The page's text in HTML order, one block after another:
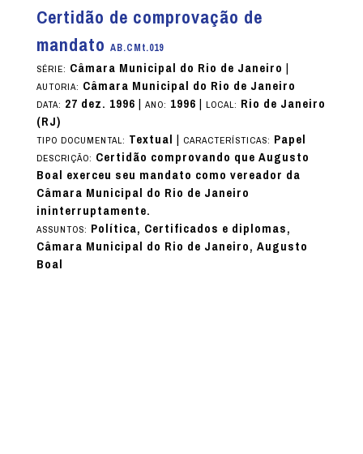
Certidão de comprovação de
mandato AB.CMt.019
SÉRIE: Câmara Municipal do Rio de Janeiro |
AUTORIA: Câmara Municipal do Rio de Janeiro
DATA: 27 dez. 1996| ANO: 1996| LOCAL: Rio de Janeiro
(RJ)
TIPO DOCUMENTAL: Textual | CARACTERÍSTICAS: Papel
DESCRIÇÃO: Certidão comprovando que Augusto
Boal exerceu seu mandato como vereador da
Câmara Municipal do Rio de Janeiro
ininterruptamente.
ASSUNTOS: Política, Certificados e diplomas,
Câmara Municipal do Rio de Janeiro, Augusto
Boal